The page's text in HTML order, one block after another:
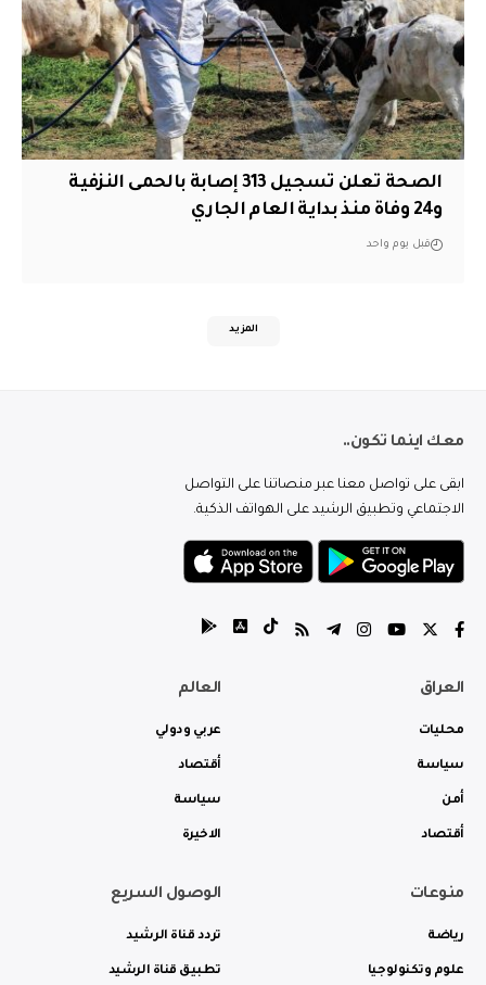
الصحة تعلن تسجيل 313 إصابة بالحمى النزفية
و24 وفاة منذ بداية العام الجاري
قبل يوم واحد
المزيد
معك اينما تكون..
ابقى على تواصل معنا عبر منصاتنا على التواصل
الاجتماعي وتطبيق الرشيد على الهواتف الذكية.
العراق
محليات
سياسة
أمن
أقتصاد
العالم
عربي ودولي
أقتصاد
سياسة
الاخيرة
منوعات
رياضة
علوم وتكنولوجيا
الوصول السريع
تردد قناة الرشيد
تطبيق قناة الرشيد